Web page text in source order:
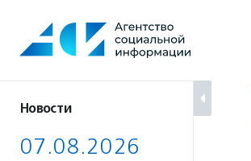
содержанию
Новости
07.08.2026